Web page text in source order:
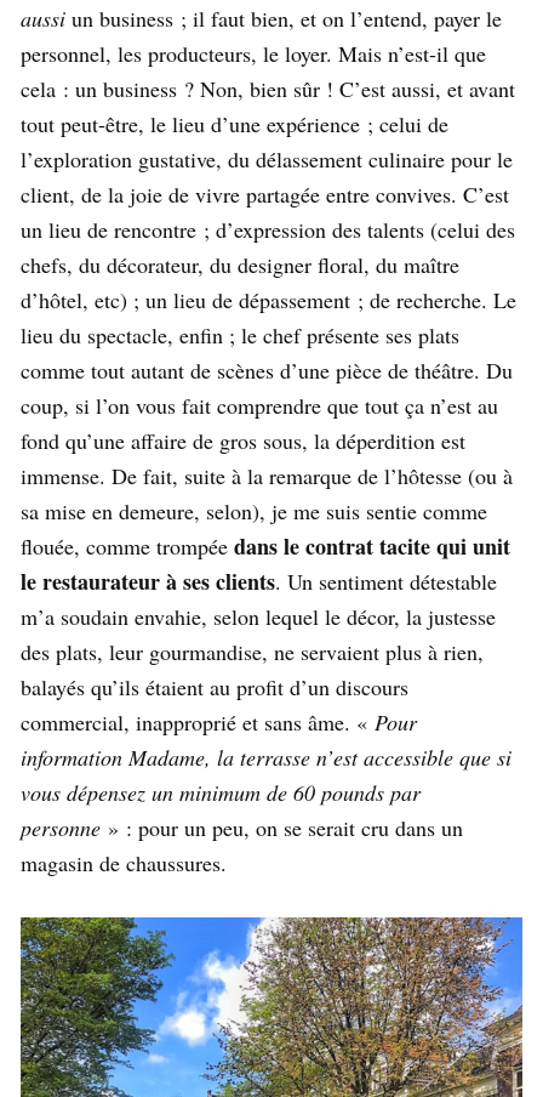
aussi un business ; il faut bien, et on l’entend, payer le
personnel, les producteurs, le loyer. Mais n’est-il que
cela : un business ? Non, bien sûr ! C’est aussi, et avant
tout peut-être, le lieu d’une expérience ; celui de
l’exploration gustative, du délassement culinaire pour le
client, de la joie de vivre partagée entre convives. C’est
un lieu de rencontre ; d’expression des talents (celui des
chefs, du décorateur, du designer floral, du maître
d’hôtel, etc) ; un lieu de dépassement ; de recherche. Le
lieu du spectacle, enfin ; le chef présente ses plats
comme tout autant de scènes d’une pièce de théâtre. Du
coup, si l’on vous fait comprendre que tout ça n’est au
fond qu’une affaire de gros sous, la déperdition est
immense. De fait, suite à la remarque de l’hôtesse (ou à
sa mise en demeure, selon), je me suis sentie comme
flouée, comme trompée dans le contrat tacite qui unit
le restaurateur à ses clients. Un sentiment détestable
m’a soudain envahie, selon lequel le décor, la justesse
des plats, leur gourmandise, ne servaient plus à rien,
balayés qu’ils étaient au profit d’un discours
commercial, inapproprié et sans âme. « Pour
information Madame, la terrasse n’est accessible que si
vous dépensez un minimum de 60 pounds par
personne » : pour un peu, on se serait cru dans un
magasin de chaussures.